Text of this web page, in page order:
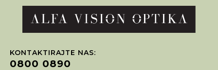
KONTAKTIRAJTE NAS:
0800 0890